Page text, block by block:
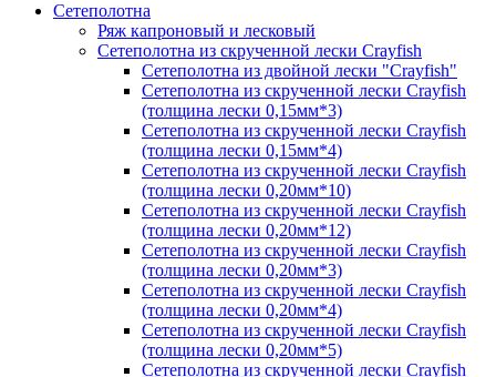
Сетеполотна
Ряж капроновый и лесковый
Сетеполотна из скрученной лески Crayfish
Сетеполотна из двойной лески "Crayfish"
Сетеполотна из скрученной лески Crayfish
(толщина лески 0,15мм*3)
Сетеполотна из скрученной лески Crayfish
(толщина лески 0,15мм*4)
Сетеполотна из скрученной лески Crayfish
(толщина лески 0,20мм*10)
Сетеполотна из скрученной лески Crayfish
(толщина лески 0,20мм*12)
Сетеполотна из скрученной лески Crayfish
(толщина лески 0,20мм*3)
Сетеполотна из скрученной лески Crayfish
(толщина лески 0,20мм*4)
Сетеполотна из скрученной лески Crayfish
(толщина лески 0,20мм*5)
Сетеполотна из скрученной лески Crayfish